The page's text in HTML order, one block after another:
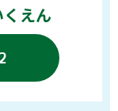
えん